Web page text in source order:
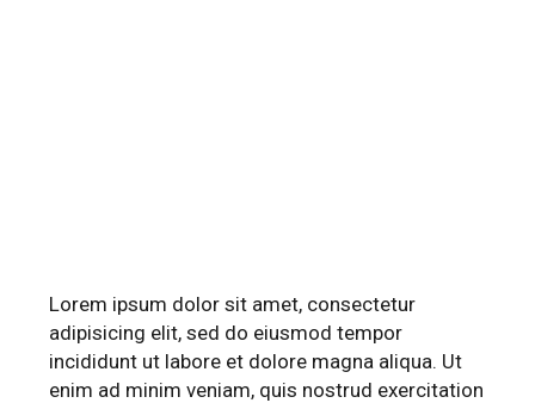
Lorem ipsum dolor sit amet, consectetur
adipisicing elit, sed do eiusmod tempor
incididunt ut labore et dolore magna aliqua. Ut
enim ad minim veniam, quis nostrud exercitation